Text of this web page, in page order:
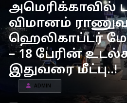
விமானம்
ஹெலிகாப்டர்
– 18 பேரின்
இதுவரை மீட்பு..!
ADMIN